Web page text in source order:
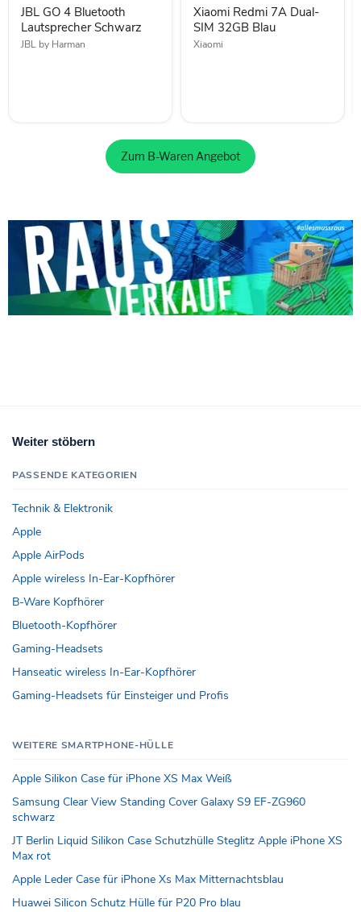
JBL GO 4 Bluetooth
Lautsprecher Schwarz
JBL by Harman
Blau
Xiaomi Redmi 7A Dual-
SIM 32GB Blau
Xiaomi
Zum B-Waren Angebot
Weiter stöbern
PASSENDE KATEGORIEN
Technik & Elektronik
Apple
Apple AirPods
Apple wireless In-Ear-Kopfhörer
B-Ware Kopfhörer
Bluetooth-Kopfhörer
Gaming-Headsets
Hanseatic wireless In-Ear-Kopfhörer
Gaming-Headsets für Einsteiger und Profis
WEITERE SMARTPHONE-HÜLLE
Apple Silikon Case für iPhone XS Max Weiß
Samsung Clear View Standing Cover Galaxy S9 EF-ZG960
schwarz
JT Berlin Liquid Silikon Case Schutzhülle Steglitz Apple iPhone XS
Max rot
Apple Leder Case für iPhone Xs Max Mitternachtsblau
Huawei Silicon Schutz Hülle für P20 Pro blau